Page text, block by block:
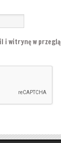
i witrynę w